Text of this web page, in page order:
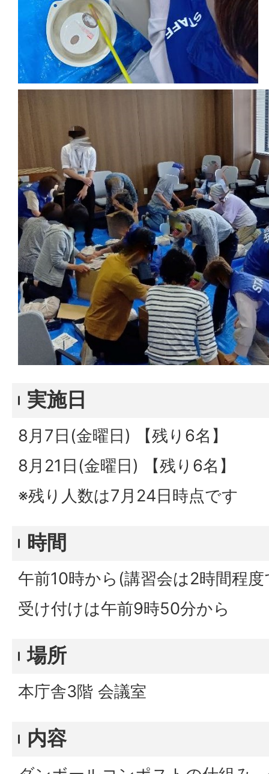
実施日
8月7日(金曜日) 【残り6名】
8月21日(金曜日) 【残り6名】
※残り人数は7月24日時点です
時間
午前10時から(講習会は2時間程
受け付けは午前9時50分から
場所
本庁舎3階 会議室
内容